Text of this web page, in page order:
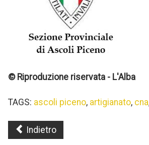
© Riproduzione riservata - L'Alba
TAGS: ascoli piceno, artigianato, cna
Indietro